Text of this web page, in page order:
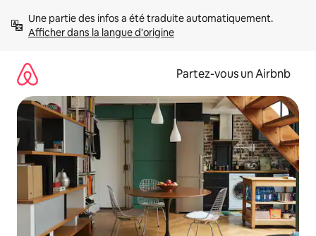
directement
Afficher dans la langue d'origine
Partez-vous un Airbnb